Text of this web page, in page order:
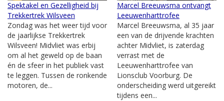
Spektakel en Gezelligheid bij
Trekkertrek Wilsveen
Zondag was het weer tijd voor
de jaarlijkse Trekkertrek
Wilsveen! Midvliet was erbij
om al het geweld op de baan
én de sfeer in het publiek vast
te leggen. Tussen de ronkende
motoren, de...
Marcel Breeuwsma ontvangt
Leeuwenharttrofee
Marcel Breeuwsma, al 35 jaar
een van de drijvende krachten
achter Midvliet, is zaterdag
verrast met de
Leeuwenharttrofee van
Lionsclub Voorburg. De
onderscheiding werd uitgereikt
tijdens een...